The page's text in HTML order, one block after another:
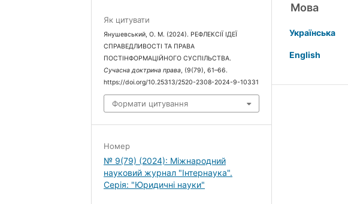
Як цитувати
Янушевський, О. М. (2024). РЕФЛЕКСІЇ ІДЕЇ
СПРАВЕДЛИВОСТІ ТА ПРАВА
ПОСТІНФОРМАЦІЙНОГО СУСПІЛЬСТВА.
Сучасна доктрина права , (9(79), 61–66.
https://doi.org/10.25313/2520-2308-2024-9-10331
Формати цитування
Номер
№ 9(79) (2024): Міжнародний
науковий журнал "Інтернаука".
Серія: "Юридичні науки"
Мова
Українська
English